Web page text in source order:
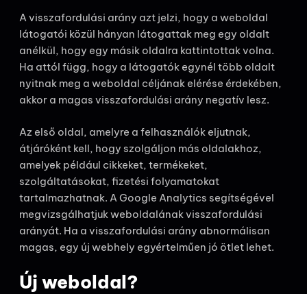
A visszafordulási arány azt jelzi, hogy a weboldal
látogatói közül hányan látogattak meg egy oldalt
anélkül, hogy egy másik oldalra kattintottak volna.
Ha attól függ, hogy a látogatók egynél több oldalt
nyitnak meg a weboldal céljának elérése érdekében,
akkor a magas visszafordulási arány negatív lesz.
Az első oldal, amelyre a felhasználók eljutnak,
átjáróként kell, hogy szolgáljon más oldalakhoz,
amelyek például cikkeket, termékeket,
szolgáltatásokat, fizetési folyamatokat
tartalmazhatnak. A Google Analytics segítségével
megvizsgálhatjuk weboldalának visszafordulási
arányát. Ha a visszafordulási arány abnormálisan
magas, egy új webhely egyértelműen jó ötlet lehet.
Új weboldal?